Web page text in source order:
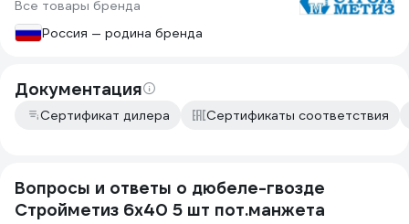
Все товары бренда
Россия — родина бренда
Документация
Сертификат дилера Сертификаты соответствия
Вопросы и ответы о дюбеле-гвозде
Стройметиз 6х40 5 шт пот.манжета